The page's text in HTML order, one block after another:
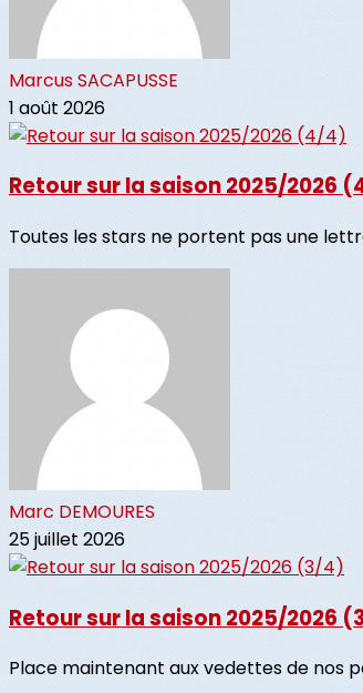
Marcus SACAPUSSE
1 août 2026
Retour sur la saison 2025/2026
Toutes les stars ne portent pas une
Marc DEMOURES
25 juillet 2026
Retour sur la saison 2025/2026
Place maintenant aux vedettes de nos